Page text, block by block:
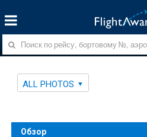
ALL PHOTOS
Обзор